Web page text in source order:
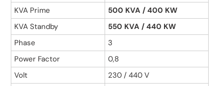
KVA Prime
500 KVA / 400 KW
KVA Standby
550 KVA / 440 KW
Phase
3
Power Factor
0,8
Volt
230 / 440 V